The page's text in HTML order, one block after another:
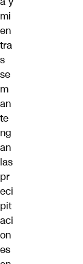
mi
en
tra
s
se
m
an
te
ng
an
las
pr
eci
pit
aci
on
es